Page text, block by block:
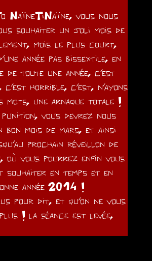
NaïneTiNaïne, vous nous
souhaiter un joli mois de
mois le plus court,
année pas bissextile, en
toute une année, c’est
c’est horrible, c’est, n’ayons
mots, une arnaque totale !
vous devrez nous
bon mois de mars, et ainsi
prochain réveillon de
où vous pourrez enfin vous
en temps et en
année 2014 !
pour dit, et qu’on ne vous
! la séance est levée,